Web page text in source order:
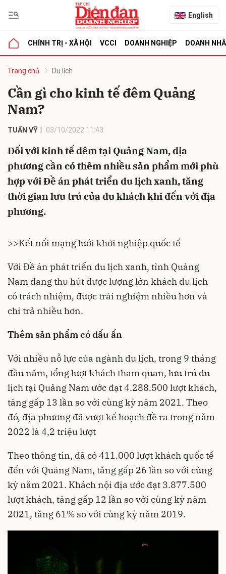
English
CHÍNH TRỊ - XÃ HỘI VCCI DOANH NGHIỆP DOANH
Trang chủ Du lịch
Cần gì cho kinh tế đêm Quảng
Nam?
TUẤN VỸ 03/10/2022 11:43
Đối với kinh tế đêm tại Quảng Nam, địa
phương cần có thêm nhiều sản phẩm mới phù
hợp với Đề án phát triển du lịch xanh, tăng
thời gian lưu trú của du khách khi đến với địa
phương.
>>Kết nối mạng lưới khởi nghiệp quốc tế
Với Đề án phát triển du lịch xanh, tỉnh Quảng
Nam đang thu hút được lượng lớn khách du lịch
có trách nhiệm, được trải nghiệm nhiều hơn và
chi trả nhiều hơn.
Thêm sản phẩm có dấu ấn
Với nhiều nỗ lực của ngành du lịch, trong 9 tháng
đầu năm, tổng lượt khách tham quan, lưu trú du
lịch tại Quảng Nam ước đạt 4.288.500 lượt khách,
tăng gấp 13 lần so với cùng kỳ năm 2021. Theo
đó, địa phương đã vượt kế hoạch đề ra trong năm
2022 là 4,2 triệu lượt
Theo thông tin, đã có 411.000 lượt khách quốc tế
đến với Quảng Nam, tăng gấp 26 lần so với cùng
kỳ năm 2021. Khách nội địa ước đạt 3.877.500
lượt khách, tăng gấp 12 lần so với cùng kỳ năm
2021, tăng 61% so với cùng kỳ năm 2019.
luận
Hủy